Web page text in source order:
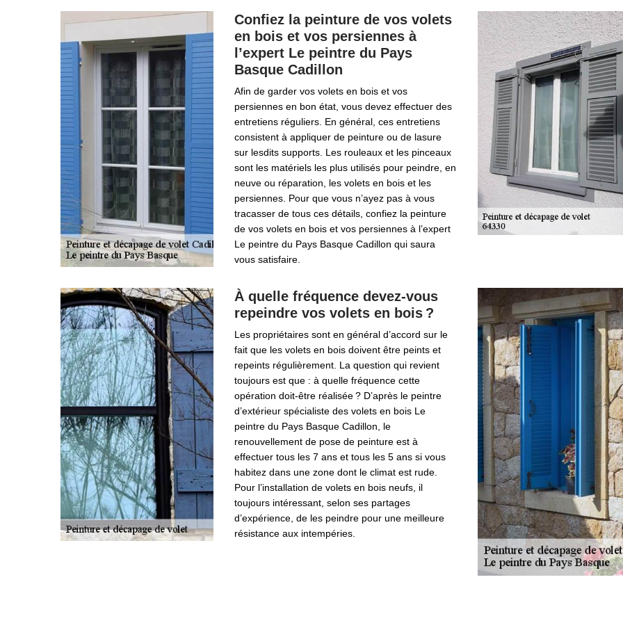
Confiez la peinture de vos volets
en bois et vos persiennes à
l’expert Le peintre du Pays
Basque Cadillon
Afin de garder vos volets en bois et vos
persiennes en bon état, vous devez effectuer des
entretiens réguliers. En général, ces entretiens
consistent à appliquer de peinture ou de lasure
sur lesdits supports. Les rouleaux et les pinceaux
sont les matériels les plus utilisés pour peindre, en
neuve ou réparation, les volets en bois et les
persiennes. Pour que vous n’ayez pas à vous
tracasser de tous ces détails, confiez la peinture
de vos volets en bois et vos persiennes à l’expert
Le peintre du Pays Basque Cadillon qui saura
vous satisfaire.
À quelle fréquence devez-vous
repeindre vos volets en bois ?
Les propriétaires sont en général d’accord sur le
fait que les volets en bois doivent être peints et
repeints régulièrement. La question qui revient
toujours est que : à quelle fréquence cette
opération doit-être réalisée ? D’après le peintre
d’extérieur spécialiste des volets en bois Le
peintre du Pays Basque Cadillon, le
renouvellement de pose de peinture est à
effectuer tous les 7 ans et tous les 5 ans si vous
habitez dans une zone dont le climat est rude.
Pour l’installation de volets en bois neufs, il
toujours intéressant, selon ses partages
d’expérience, de les peindre pour une meilleure
résistance aux intempéries.